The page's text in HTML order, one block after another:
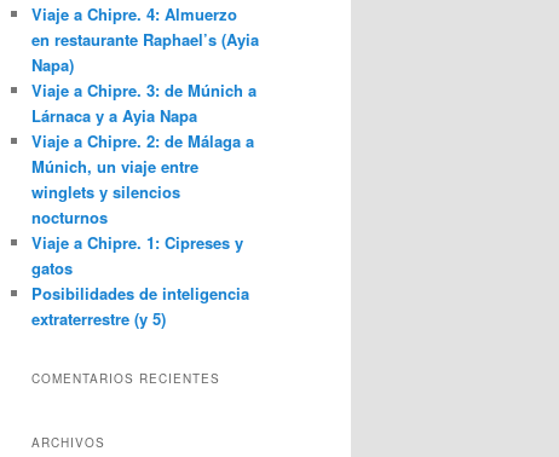
r
Viaje a Chipre. 4: Almuerzo
en restaurante Raphael’s (Ayia
Napa)
Viaje a Chipre. 3: de Múnich a
Lárnaca y a Ayia Napa
Viaje a Chipre. 2: de Málaga a
Múnich, un viaje entre
winglets y silencios
nocturnos
Viaje a Chipre. 1: Cipreses y
gatos
Posibilidades de inteligencia
extraterrestre (y 5)
COMENTARIOS RECIENTES
ARCHIVOS